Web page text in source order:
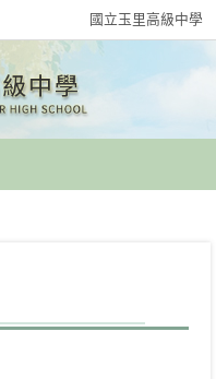
國立玉里高級中學